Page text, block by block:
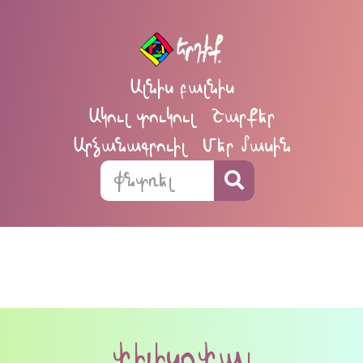
Ալնիս բալնիս
Ակուլ տուկուլ
Շարքեր
Արձանագրուիլ
Մեր մասին